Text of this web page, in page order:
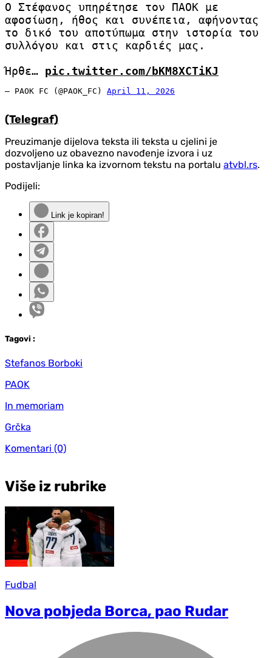
Ο Στέφανος υπηρέτησε τον ΠΑΟΚ με
αφοσίωση, ήθος και συνέπεια, αφήνοντας
το δικό του αποτύπωμα στην ιστορία του
συλλόγου και στις καρδιές μας.
Ήρθε… pic.twitter.com/bKM8XCTiKJ
— PAOK FC (@PAOK_FC) April 11, 2026
(Telegraf)
Preuzimanje dijelova teksta ili teksta u cjelini je
dozvoljeno uz obavezno navođenje izvora i uz
postavljanje linka ka izvornom tekstu na portalu atvbl.rs.
Podijeli:
Link je kopiran!
Tagovi :
Stefanos Borboki
PAOK
In memoriam
Grčka
Komentari (0)
Više iz rubrike
Fudbal
Nova pobjeda Borca, pao Rudar